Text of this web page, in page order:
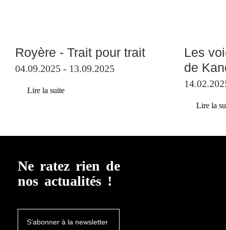
Royère - Trait pour trait
04.09.2025 - 13.09.2025
Lire la suite
Les
de
Lire la
Ne ratez rien de
nos actualités !
S’abonner à la newsletter